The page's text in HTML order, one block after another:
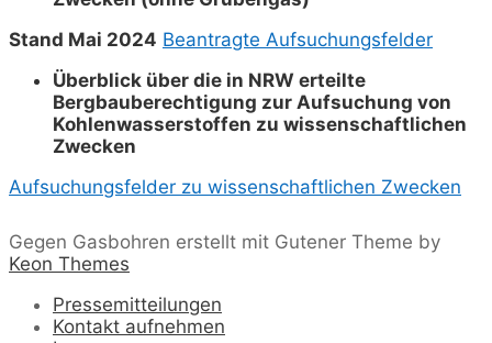
Stand Mai 2024 Beantragte Aufsuchungsfelder
Überblick über die in NRW erteilte
Bergbauberechtigung zur Aufsuchung von
Kohlenwasserstoffen zu wissenschaftlichen
Zwecken
Aufsuchungsfelder zu wissenschaftlichen Zwecken
Gegen Gasbohren erstellt mit Gutener Theme by
Keon Themes
Pressemitteilungen
Kontakt aufnehmen